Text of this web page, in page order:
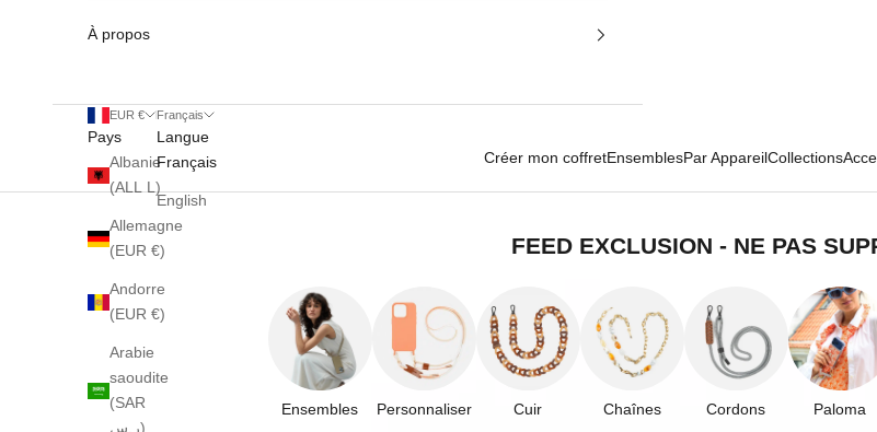
Créer mon coffretEnsemblesPar AppareilCollections
À propos
EUR €
Pays
Albanie
(ALL L)
Allemagne
(EUR €)
Andorre
(EUR €)
Arabie
saoudite
(SAR
ر.س)
Français
Langue
Français
English
FEED EXCLUSION - NE PAS
Ensembles Personnaliser Cuir Chaînes Cordons Paloma